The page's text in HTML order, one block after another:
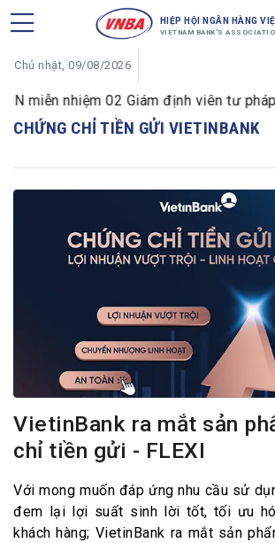
HIỆP HỘI NGÂN HÀNG
VIETNAM BANK'S
Chủ nhật, 09/08/2026
miễn nhiệm 02 Giám định viên tư pháp
CHỨNG CHỈ TIỀN GỬI VIETINBANK
VietinBank ra mắt sản
chỉ tiền gửi - FLEXI
Với mong muốn đáp ứng nhu cầu sử
đem lại lợi suất sinh lời tốt, tối ưu
khách hàng; VietinBank ra mắt sản